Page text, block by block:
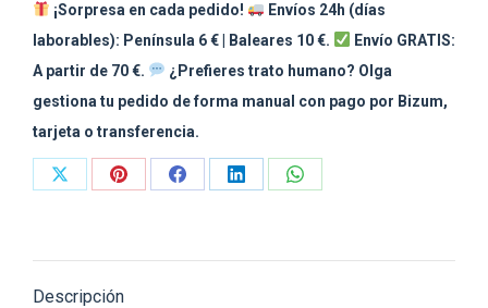
¡Sorpresa en cada pedido!
Envíos 24h (días
laborables): Península 6 € | Baleares 10 €.
Envío GRATIS:
A partir de 70 €.
¿Prefieres trato humano? Olga
gestiona tu pedido de forma manual con pago por Bizum,
tarjeta o transferencia.
Share
Share
Share
Share
Share
Descripción